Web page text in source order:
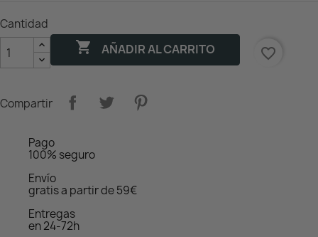
Cantidad
 AÑADIR AL CARRITO favorite_border
Compartir
Pago
100% seguro
Envío
gratis a partir de 59€
Entregas
en 24-72h